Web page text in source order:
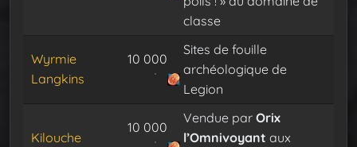
classe
Wyrmie
Langkins
10 000
Sites de fouille
archéologique de
Legion
Kilouche
10 000
Vendue par Orix
l’Omnivoyant aux